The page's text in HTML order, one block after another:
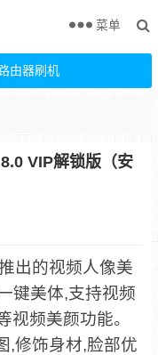
由器刷机
菜单
VIP解锁版（安
出的视频人像美
键美体,支持视频
视频美颜功能。
,修饰身材,脸部优